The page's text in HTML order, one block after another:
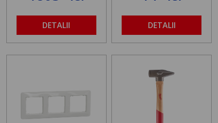
maximă admisă de 500
kg și înălțime reglabilă
de la 1,8 la 2,9 m
DETALII DETALII